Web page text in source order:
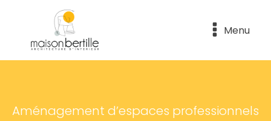
Menu
Aménagement d’espaces professionnels